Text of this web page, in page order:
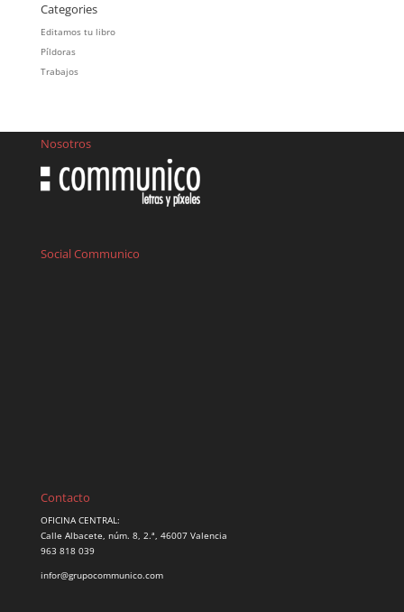
Categories
Editamos tu libro
Píldoras
Trabajos
Nosotros
Social Communico
Contacto
OFICINA CENTRAL:
Calle Albacete, núm. 8, 2.ª, 46007 Valencia
963 818 039
infor@grupocommunico.com